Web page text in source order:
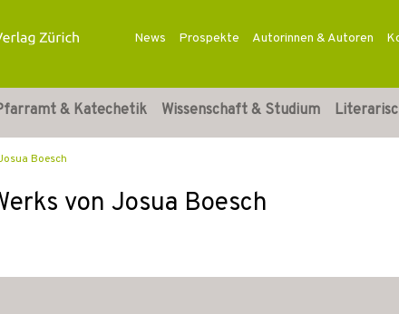
News Prospekte Autorinnen & Autoren
& Katechetik Wissenschaft & Studium
Boesch
von Josua Boesch